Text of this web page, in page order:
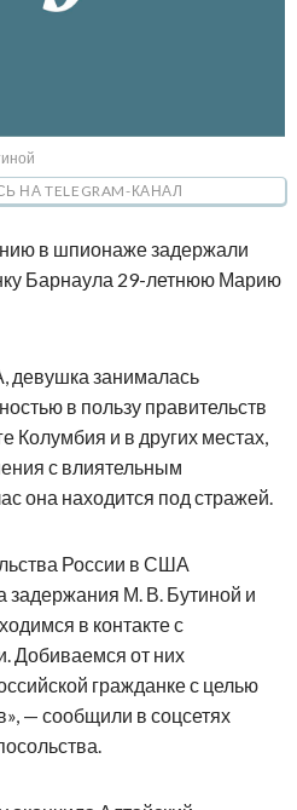
НА TELEGRAM-КАНАЛ
в шпионаже задержали
Барнаула 29-летнюю Марию
занималась
в пользу правительств
Колумбия и в других местах,
с влиятельным
она находится под стражей.
России в США
задержания М. В. Бутиной и
в контакте с
Добиваемся от них
гражданке с целью
— сообщили в соцсетях